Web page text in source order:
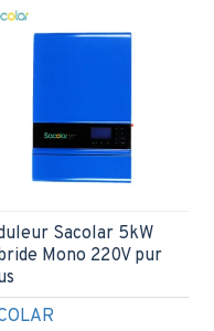
Sacolar 5kW
Mono 220V pur